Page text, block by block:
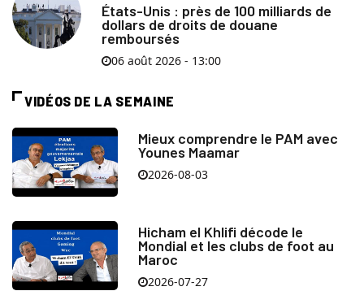
États-Unis : près de 100 milliards de
dollars de droits de douane
remboursés
06 août 2026 - 13:00
VIDÉOS DE LA SEMAINE
Mieux comprendre le PAM avec
Younes Maamar
2026-08-03
Hicham el Khlifi décode le
Mondial et les clubs de foot au
Maroc
2026-07-27